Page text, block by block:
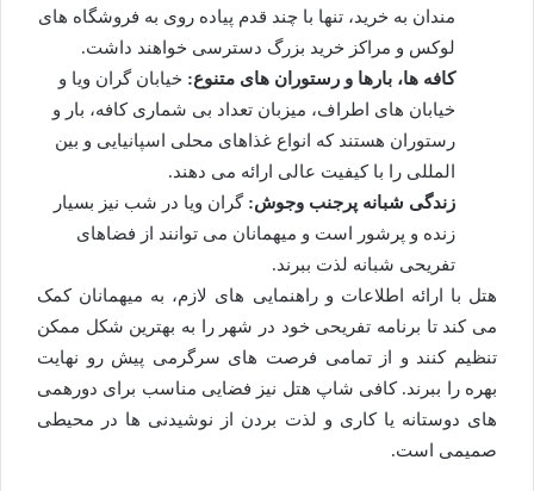
مندان به خرید، تنها با چند قدم پیاده روی به فروشگاه های
لوکس و مراکز خرید بزرگ دسترسی خواهند داشت.
کافه ها، بارها و رستوران های متنوع: خیابان گران ویا و
خیابان های اطراف، میزبان تعداد بی شماری کافه، بار و
رستوران هستند که انواع غذاهای محلی اسپانیایی و بین
المللی را با کیفیت عالی ارائه می دهند.
زندگی شبانه پرجنب وجوش: گران ویا در شب نیز بسیار
زنده و پرشور است و میهمانان می توانند از فضاهای
تفریحی شبانه لذت ببرند.
هتل با ارائه اطلاعات و راهنمایی های لازم، به میهمانان کمک
می کند تا برنامه تفریحی خود در شهر را به بهترین شکل ممکن
تنظیم کنند و از تمامی فرصت های سرگرمی پیش رو نهایت
بهره را ببرند. کافی شاپ هتل نیز فضایی مناسب برای دورهمی
های دوستانه یا کاری و لذت بردن از نوشیدنی ها در محیطی
صمیمی است.